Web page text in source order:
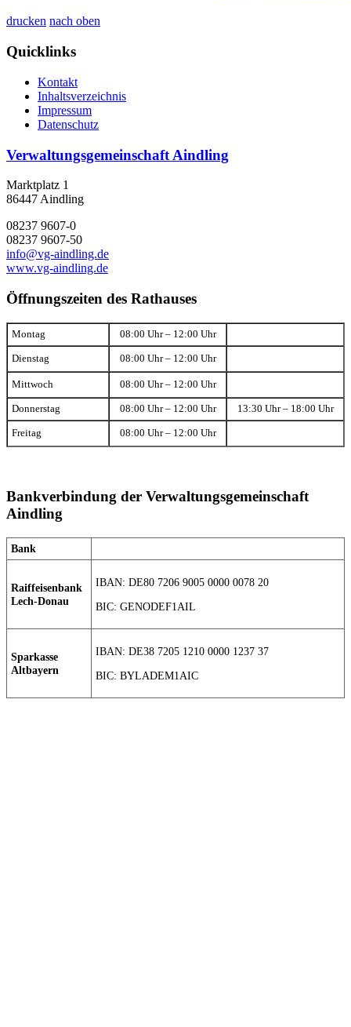
drucken nach oben
Quicklinks
Kontakt
Inhaltsverzeichnis
Impressum
Datenschutz
Verwaltungsgemeinschaft Aindling
Marktplatz 1
86447 Aindling
08237 9607-0
08237 9607-50
info@vg-aindling.de
www.vg-aindling.de
Öffnungszeiten des Rathauses
Montag 08:00 Uhr – 12:00 Uhr
Dienstag 08:00 Uhr – 12:00 Uhr
Mittwoch 08:00 Uhr – 12:00 Uhr
Donnerstag 08:00 Uhr – 12:00 Uhr 13:30 Uhr – 18:00 Uhr
Freitag 08:00 Uhr – 12:00 Uhr
Bankverbindung der Verwaltungsgemeinschaft
Aindling
Bank
Raiffeisenbank
Lech-Donau
IBAN: DE80 7206 9005 0000 0078 20
BIC: GENODEF1AIL
Sparkasse
Altbayern
IBAN: DE38 7205 1210 0000 1237 37
BIC: BYLADEM1AIC